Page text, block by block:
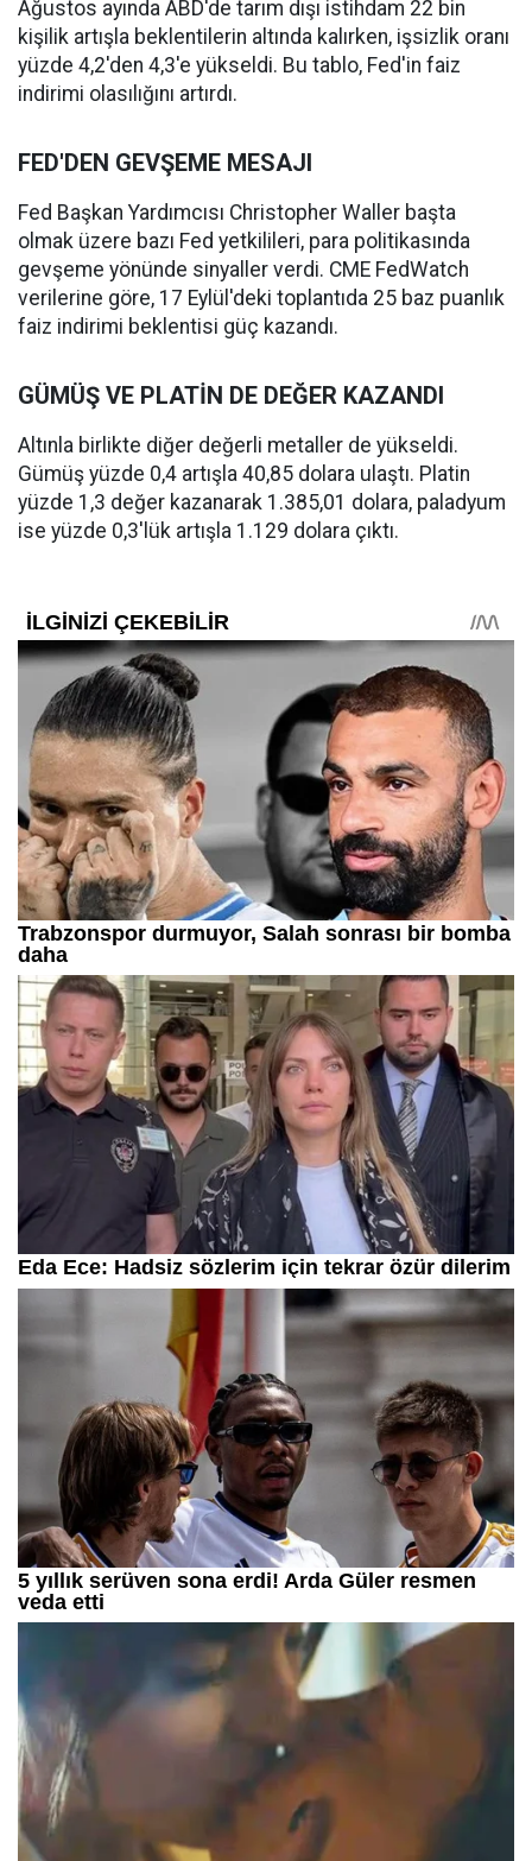
Ağustos ayında ABD'de tarım dışı istihdam 22 bin
kişilik artışla beklentilerin altında kalırken, işsizlik oranı
yüzde 4,2'den 4,3'e yükseldi. Bu tablo, Fed'in faiz
indirimi olasılığını artırdı.
FED'DEN GEVŞEME MESAJI
Fed Başkan Yardımcısı Christopher Waller başta
olmak üzere bazı Fed yetkilileri, para politikasında
gevşeme yönünde sinyaller verdi. CME FedWatch
verilerine göre, 17 Eylül'deki toplantıda 25 baz puanlık
faiz indirimi beklentisi güç kazandı.
GÜMÜŞ VE PLATİN DE DEĞER KAZANDI
Altınla birlikte diğer değerli metaller de yükseldi.
Gümüş yüzde 0,4 artışla 40,85 dolara ulaştı. Platin
yüzde 1,3 değer kazanarak 1.385,01 dolara, paladyum
ise yüzde 0,3'lük artışla 1.129 dolara çıktı.